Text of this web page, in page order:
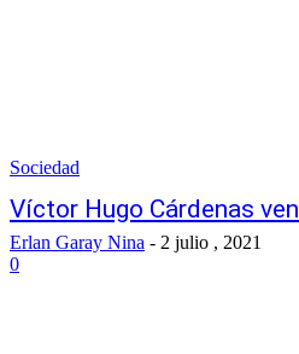
Sociedad
Víctor Hugo Cárdenas
Erlan Garay Nina - 2 julio , 2021
0